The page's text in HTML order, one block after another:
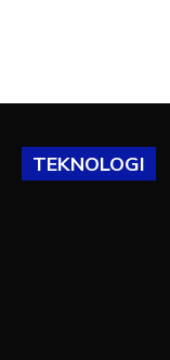
TEKNOLOGI